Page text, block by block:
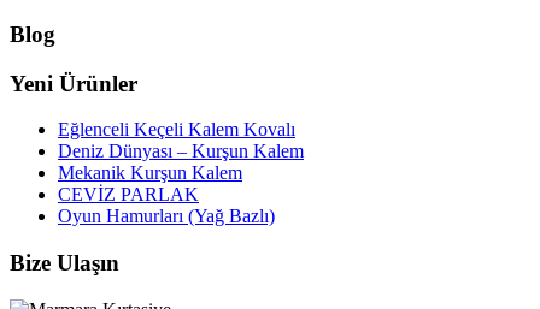
Blog
Yeni Ürünler
Eğlenceli Keçeli Kalem Kovalı
Deniz Dünyası – Kurşun Kalem
Mekanik Kurşun Kalem
CEVİZ PARLAK
Oyun Hamurları (Yağ Bazlı)
Bize Ulaşın